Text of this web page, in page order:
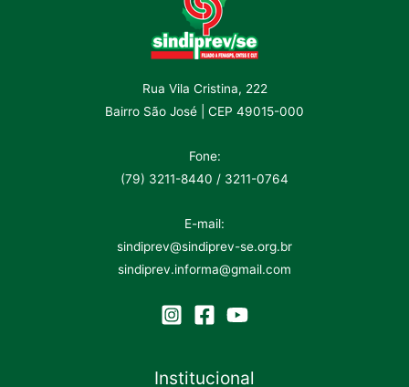
Rua Vila Cristina, 222
Bairro São José | CEP 49015-000
Fone:
(79) 3211-8440 / 3211-0764
E-mail:
sindiprev@sindiprev-se.org.br
sindiprev.informa@gmail.com
Institucional